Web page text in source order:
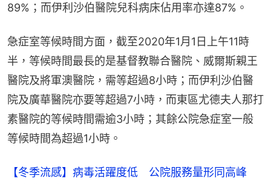
89%；而伊利沙伯醫院兒科病床佔用率亦達87%。
急症室等候時間方面，截至2020年1月1日上午11時
半，等候時間最長的是基督教聯合醫院、威爾斯親王
醫院及將軍澳醫院，需等超過8小時；而伊利沙伯醫
院及廣華醫院亦要等超過7小時，而東區尤德夫人那打
素醫院的等候時間需逾3小時；其餘公院急症室一般
等候時間為超過1小時。
【冬季流感】病毒活躍度低 公院服務量形同高峰